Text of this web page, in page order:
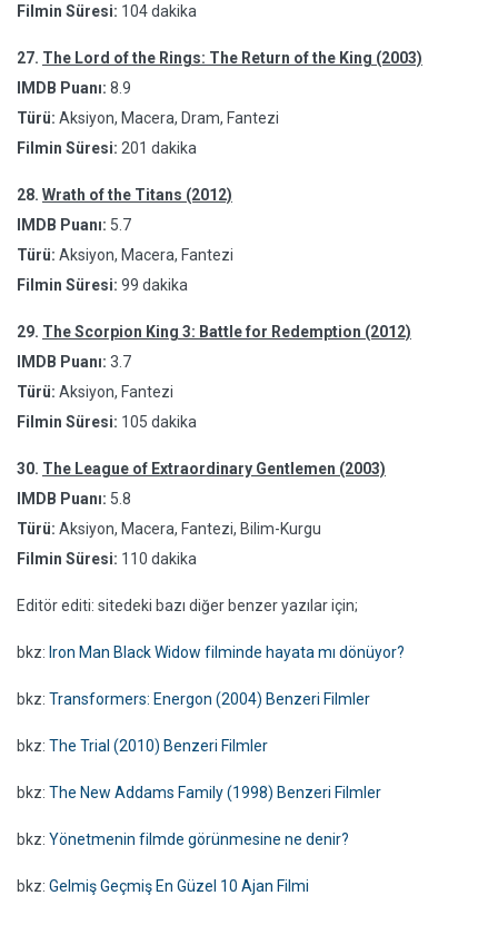
Filmin Süresi: 104 dakika
27. The Lord of the Rings: The Return of the King (2003)
IMDB Puanı: 8.9
Türü: Aksiyon, Macera, Dram, Fantezi
Filmin Süresi: 201 dakika
28. Wrath of the Titans (2012)
IMDB Puanı: 5.7
Türü: Aksiyon, Macera, Fantezi
Filmin Süresi: 99 dakika
29. The Scorpion King 3: Battle for Redemption (2012)
IMDB Puanı: 3.7
Türü: Aksiyon, Fantezi
Filmin Süresi: 105 dakika
30. The League of Extraordinary Gentlemen (2003)
IMDB Puanı: 5.8
Türü: Aksiyon, Macera, Fantezi, Bilim-Kurgu
Filmin Süresi: 110 dakika
Editör editi: sitedeki bazı diğer benzer yazılar için;
bkz: Iron Man Black Widow filminde hayata mı dönüyor?
bkz: Transformers: Energon (2004) Benzeri Filmler
bkz: The Trial (2010) Benzeri Filmler
bkz: The New Addams Family (1998) Benzeri Filmler
bkz: Yönetmenin filmde görünmesine ne denir?
bkz: Gelmiş Geçmiş En Güzel 10 Ajan Filmi